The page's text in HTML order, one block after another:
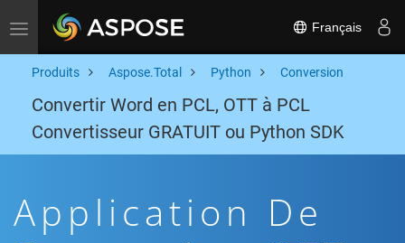
Toggle navigation Français
Produits Aspose.Total Python Conversion
Convertir Word en PCL, OTT à PCL
Convertisseur GRATUIT ou Python SDK
Application De